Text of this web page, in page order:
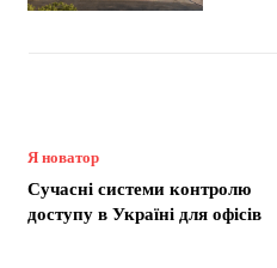
Я новатор
Сучасні системи контролю
доступу в Україні для офісів